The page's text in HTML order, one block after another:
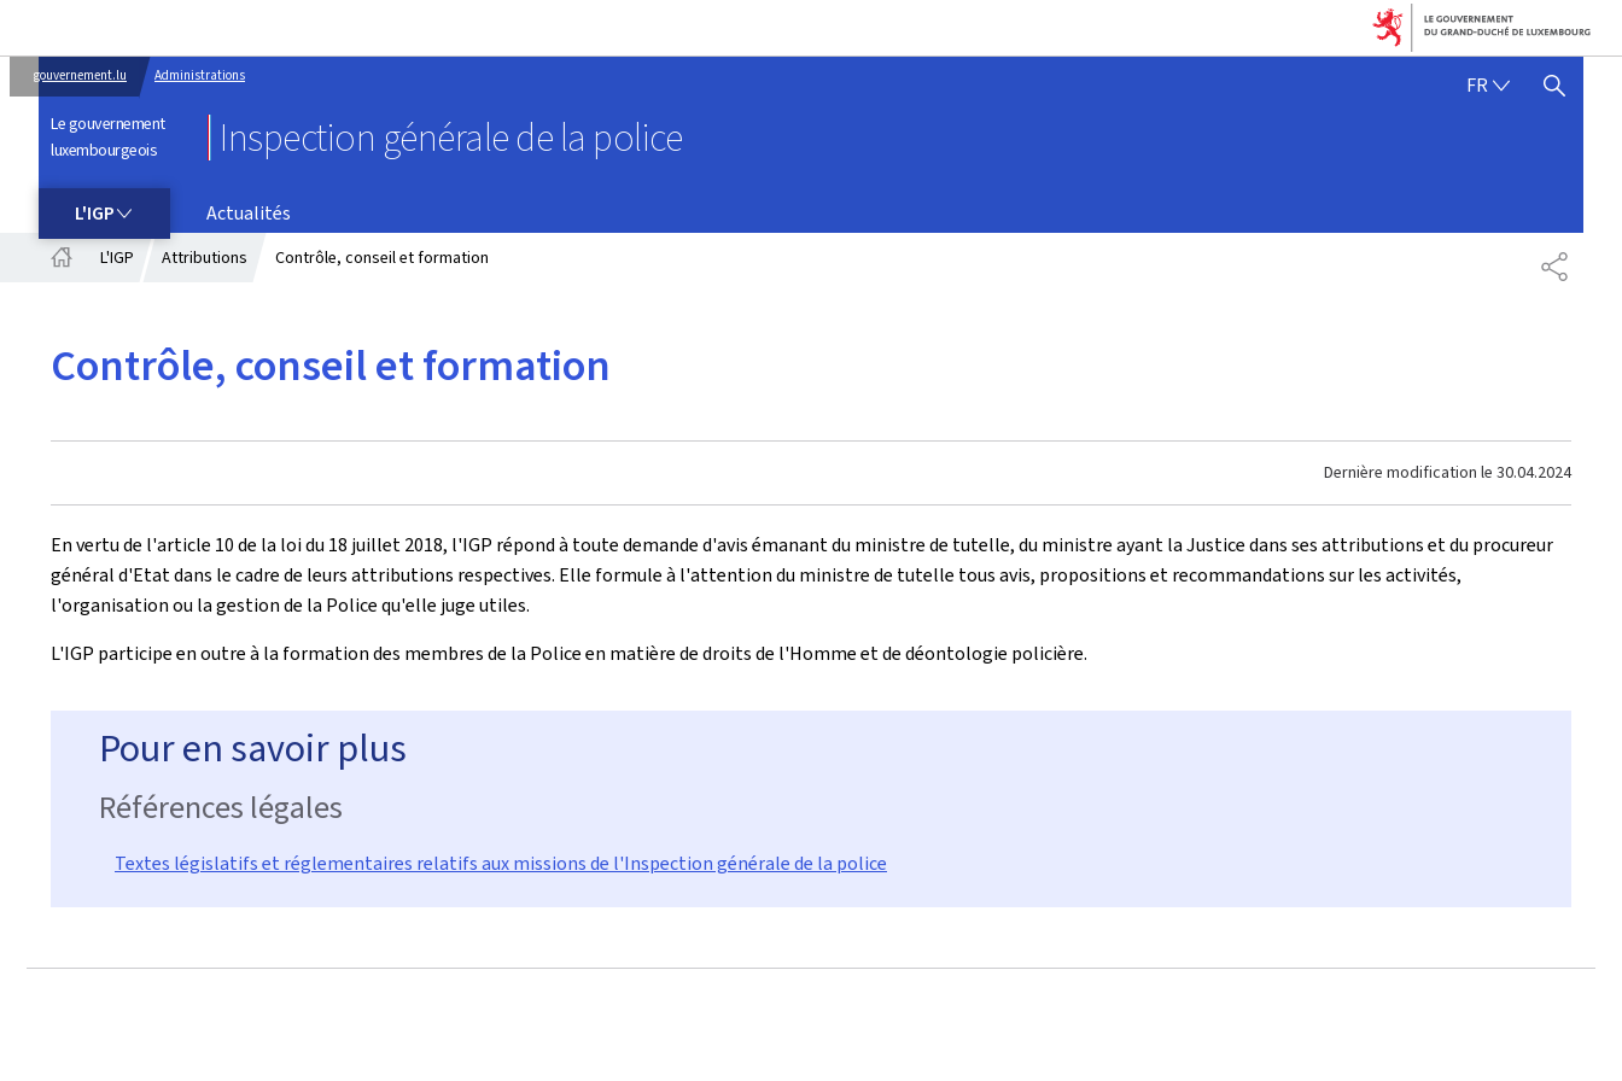
gouvernement.lu Administrations
Le gouvernement
luxembourgeois
Inspection générale de la police
FRFRANÇAIS
AFFICHER / MASQUER
L'IGP
Actualités
L'IGP Attributions Contrôle, conseil et formation
Contrôle, conseil et formation
Dernière modification le 30.04.2024
En vertu de l'article 10 de la loi du 18 juillet 2018, l'IGP répond à toute demande d'avis émanant du ministre de tutelle, du ministre ayant la Justice dans ses attributions et du procureur
général d'Etat dans le cadre de leurs attributions respectives. Elle formule à l'attention du ministre de tutelle tous avis, propositions et recommandations sur les activités,
l'organisation ou la gestion de la Police qu'elle juge utiles.
L'IGP participe en outre à la formation des membres de la Police en matière de droits de l'Homme et de déontologie policière.
Pour en savoir plus
Références légales
Textes législatifs et réglementaires relatifs aux missions de l'Inspection générale de la police